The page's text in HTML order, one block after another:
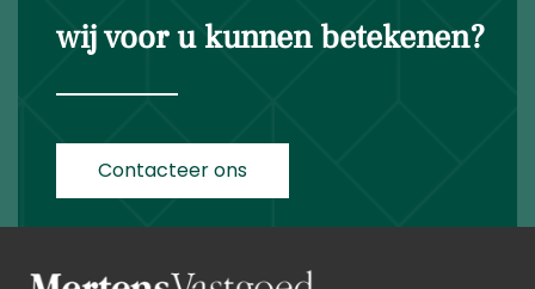
wij voor u kunnen betekenen?
Contacteer ons